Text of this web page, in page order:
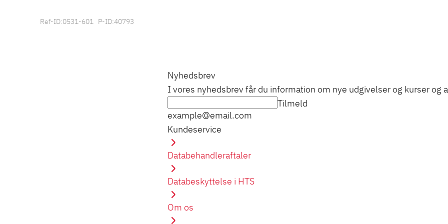
Ref-ID:0531-601 P-ID:40793
Nyhedsbrev
I vores nyhedsbrev får du information om nye udgivelser og kurser og
example@email.com
Tilmeld
Kundeservice
Databehandleraftaler
Databeskyttelse i HTS
Om os